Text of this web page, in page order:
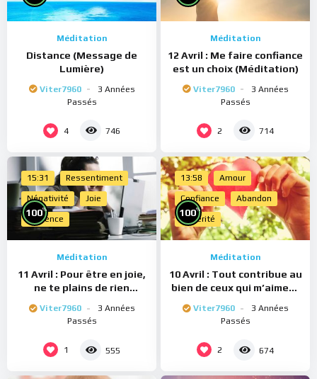
Méditation
Distance (Message de
Lumière)
Viter7960
3 Années
Passés
4 746
Méditation
12 Avril : Me faire confiance
est un choix (Méditation)
Viter7960
3 Années
Passés
2 714
15:31 Ressentiment
Négativité Joie
Présence
100%
Méditation
11 Avril : Pour être en joie,
ne te plains de rien
Viter7960
3 Années
Passés
1 555
13:58 Amour
Confiance Abandon
Sincérité
100%
Méditation
10 Avril : Tout contribue au
bien de ceux qui m’aiment
Viter7960
3 Années
Passés
2 674